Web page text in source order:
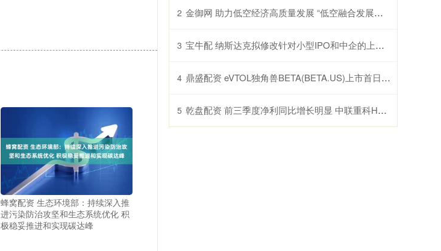
蜂窝配资 生态环境部：持续深入推
进污染防治攻坚和生态系统优化 积
极稳妥推进和实现碳达峰
2 金御网 助力低空经济高质量发展 “低空融合发展创新实验室”在鄂揭牌
3 宝牛配 纳斯达克拟修改针对小型IPO和中企的上市规则
4 鼎盛配资 eVTOL独角兽BETA(BETA.US)上市首日收涨5.88% 市值超越Archer
5 乾盘配资 前三季度净利同比增长明显 中联重科H股盘中涨逾5%